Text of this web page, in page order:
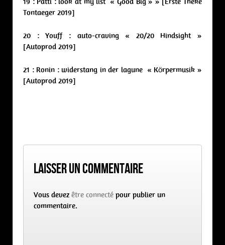
Tontaeger 2019]
20 : Youff : auto-craving « 20/20 Hindsight »
[Autoprod 2019]
21 : Ronin : widerstang in der lagune « Körpermusik »
[Autoprod 2019]
Laisser un commentaire
Vous devez être connecté pour publier un
commentaire.